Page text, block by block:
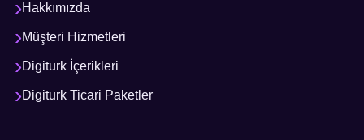
Hakkımızda
Müşteri Hizmetleri
Digiturk İçerikleri
Digiturk Ticari Paketler